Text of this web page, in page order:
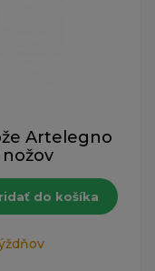
Artelegno
nožov
do košíka